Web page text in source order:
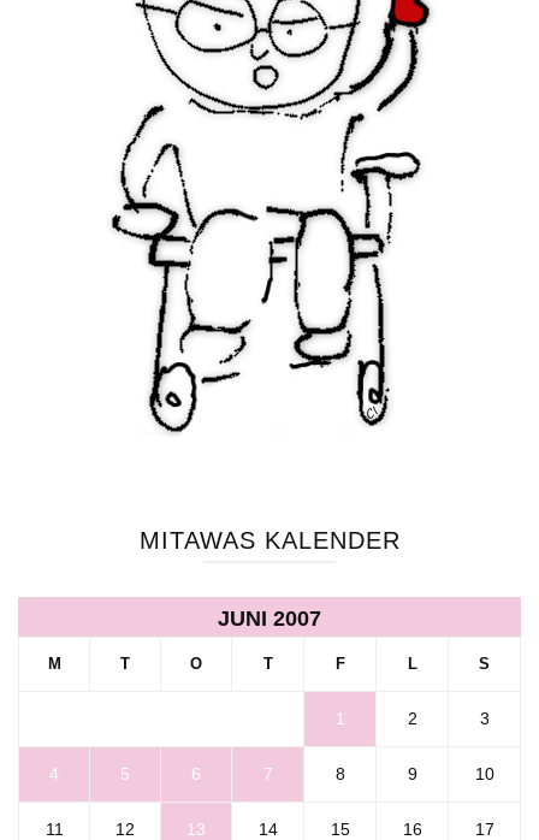
MITAWAS KALENDER
JUNI 2007
M T O T F L S
1 2 3
4 5 6 7 8 9 10
11 12 13 14 15 16 17